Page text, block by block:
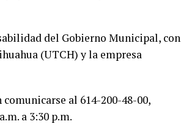
del Gobierno Municipal, con
(UTCH) y la empresa
al 614-200-48-00,
a 3:30 p.m.